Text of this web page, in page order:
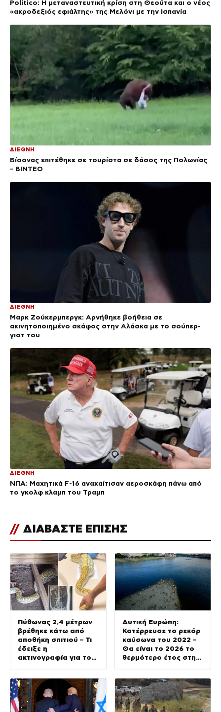
Politico: Η μεταναστευτική κρίση στη Θεούτα και ο νέος
«ακροδεξιός εφιάλτης» της Μελόνι με την Ισπανία
ΔΙΕΘΝΗ
Βίσονας επιτέθηκε σε τουρίστα σε δάσος της Πολωνίας
– ΒΙΝΤΕΟ
ΔΙΕΘΝΗ
Μαρκ Ζούκερμπεργκ: Αρνήθηκε βοήθεια σε
ακινητοποιημένο σκάφος στην Αλάσκα με το σούπερ-
γιοτ του
ΔΙΕΘΝΗ
ΝΠΑ: Μαχητικά F-16 αναχαίτισαν αεροσκάφη πάνω από
το γκολφ κλαμπ του Τραμπ
// ΔΙΑΒΑΣΤΕ ΕΠΙΣΗΣ
Πύθωνας 2,4 μέτρων
βρέθηκε κάτω από
αποθήκη σπιτιού – Τι
έδειξε η
ακτινογραφία για το
Δυτική Ευρώπη:
Κατέρρευσε το ρεκόρ
καύσωνα του 2022 –
Θα είναι το 2026 το
θερμότερο έτος στην